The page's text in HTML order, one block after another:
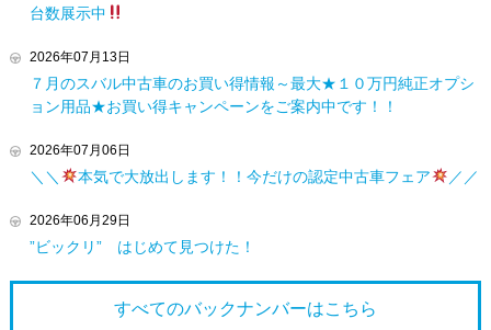
台数展示中
2026年07月13日
７月のスバル中古車のお買い得情報～最大★１０万円純正オプシ
ョン用品★お買い得キャンペーンをご案内中です！！
2026年07月06日
＼＼ 本気で大放出します！！今だけの認定中古車フェア ／／
2026年06月29日
”ビックリ” はじめて見つけた！
すべてのバックナンバーはこちら